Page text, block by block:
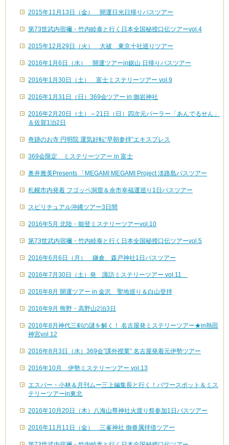
2015年11月13日（金） 開運日光日帰りバスツアー
第73世武内宿禰・竹内睦泰と行く日本全国秘授口伝ツアーvol.4
2015年12月29日（火） 大祓 東京十社巡りツアー
2016年1月6日（水） 開運ツアーin鋸山 日帰りバスツアー
2016年1月30日（土） 富士ミステリーツアー vol.9
2016年1月31日（日）369会ツアー in 御岩神社
2016年2月20日（土）～21日（日）四次元パーラー「あんでるせん」
＆佐賀1泊2日
奇跡のお寺 円明院 運気好転“早朝参拝”エキスプレス
369会限定 ミステリーツアー in 富士
奥井雅美Presents 「MEGAMI MEGAMI Project 淡路島バスツアー
札幌市内発着 フゴッペ洞窟＆余市幸福運巡り1日バスツアー
スピリチュアル沖縄ツアー3日間
2016年5月 北陸・能登ミステリーツアーvol.10
第73世武内宿禰・竹内睦泰と行く日本全国秘授口伝ツアーvol.5
2016年6月6日（月） 鎌倉、森戸神社1日バスツアー
2016年7月30日（土）発 諏訪ミステリーツアー vol.11
2016年8月 開運ツアー in 金沢 聖地巡り＆白山登拝
2016年9月 熊野・高野山2泊3日
2016年8月神代三剣の謎を解く！ 名古屋発ミステリーツアー★in熱田
神宮vol.12
2016年8月3日（水）369会”課外授業” 名古屋発着元伊勢ツアー
2016年10月 伊勢ミステリーツアー vol.13
エスパー・小林＆月刊ムー三上編集長と行く！パワースポット＆ミス
テリーツアーin東北
2016年10月20日（木）八海山尊神社火渡り祭参加1日バスツアー
2016年11月11日（金） 三峯神社 御眷属拝借ツアー